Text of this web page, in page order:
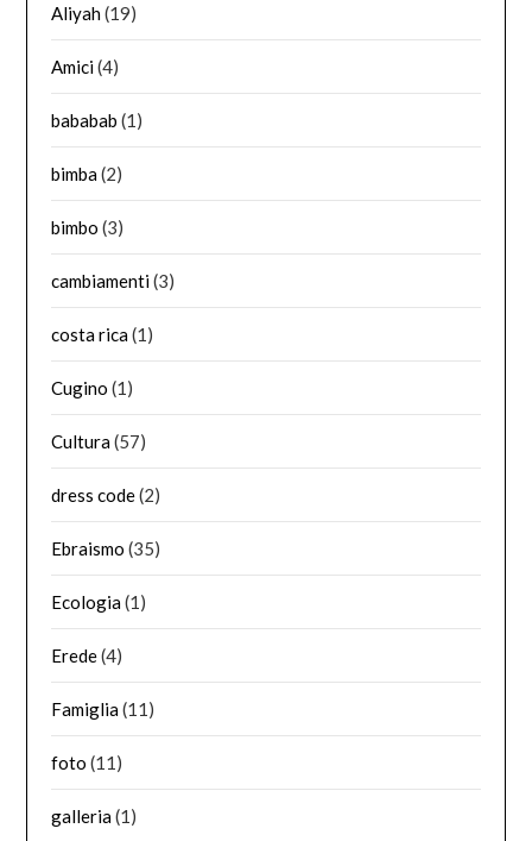
Aliyah(19)
Amici(4)
bababab (1)
bimba(2)
bimbo (3)
cambiamenti(3)
costa rica(1)
Cugino (1)
Cultura(57)
dress code(2)
Ebraismo (35)
Ecologia(1)
Erede(4)
Famiglia(11)
foto (11)
galleria(1)